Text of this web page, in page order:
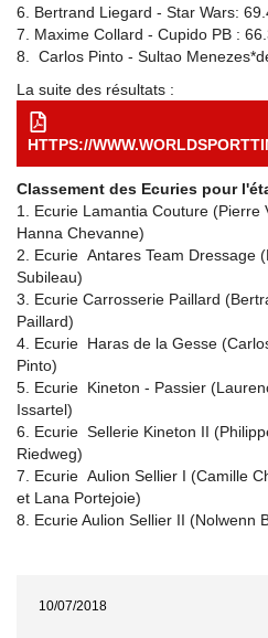
6. Bertrand Liegard - Star Wars:
7. Maxime Collard - Cupido PB :
8. Carlos Pinto - Sultao
La suite des résultats :
HTTPS://
Classement des Ecuries pour
1. Ecurie Lamantia Couture (Pierre
Hanna Chevanne)
2. Ecurie Antares Team Dressage
Subileau)
3. Ecurie Carrosserie Paillard
Paillard)
4. Ecurie Haras de la Gesse
Pinto)
5. Ecurie Kineton - Passier
Issartel)
6. Ecurie Sellerie Kineton II
Riedweg)
7. Ecurie Aulion Sellier I (Camille
et Lana Portejoie)
8. Ecurie Aulion Sellier II (Nolwenn
10/07/2018